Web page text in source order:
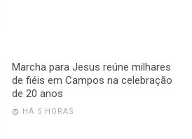
Marcha para Jesus reúne milhares
de fiéis em Campos na celebração
de 20 anos
HÁ 5 HORAS